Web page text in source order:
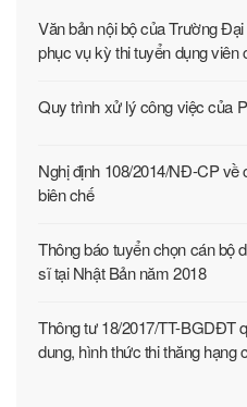
Văn bản nội bộ của Trường
phục vụ kỳ thi tuyển dụng viên
Quy trình xử lý công việc của
Nghị định 108/2014/NĐ-CP về
biên chế
Thông báo tuyển chọn cán bộ
sĩ tại Nhật Bản năm 2018
Thông tư 18/2017/TT-BGDĐT
dung, hình thức thi thăng hạng